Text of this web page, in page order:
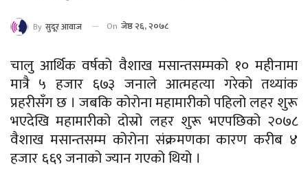
By सुदूर आवाज On जेष्ठ २६, २०७८
चालु आर्थिक वर्षको वैशाख मसान्तसम्मको १० महीनामा
मात्रै ५ हजार ६७३ जनाले आत्महत्या गरेको तथ्यांक
प्रहरीसँग छ । जबकि कोरोना महामारीको पहिलो लहर शुरू
भएदेखि महामारीको दोस्रो लहर शुरू भएपछिको २०७८
वैशाख मसान्तसम्म कोरोना संक्रमणका कारण करीब ४
हजार ६६९ जनाको ज्यान गएको थियो ।